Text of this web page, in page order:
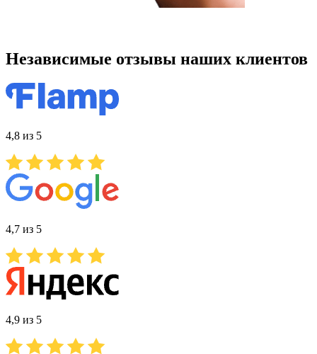
Независимые отзывы наших клиентов
4,8 из 5
4,7 из 5
4,9 из 5